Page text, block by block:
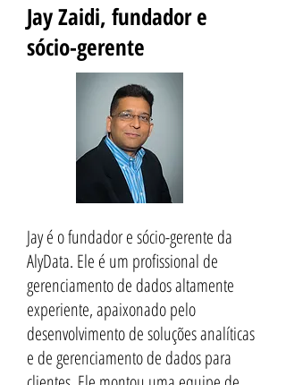
Jay Zaidi, fundador e
sócio-gerente
Jay é o fundador e sócio-gerente da
AlyData. Ele é um profissional de
gerenciamento de dados altamente
experiente, apaixonado pelo
desenvolvimento de soluções analíticas
e de gerenciamento de dados para